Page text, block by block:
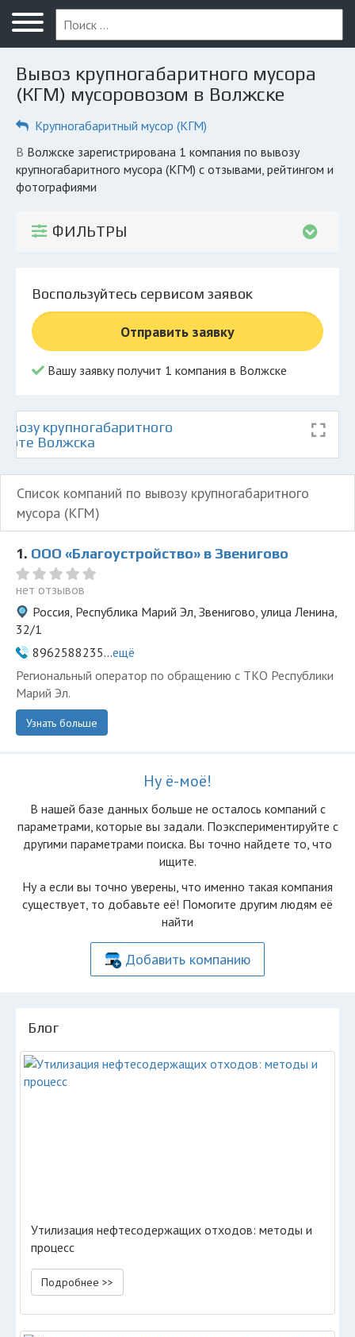
Меню
Главная
Вопрос юристу
Компании
КОМПАНИЯМ
© 2026 Все права защищены
Вывоз крупногабаритного мусора
(КГМ) мусоровозом в Волжске
Крупногабаритный мусор (КГМ)
в Волжске зарегистрирована 1 компания по вывозу
крупногабаритного мусора (КГМ) с отзывами, рейтингом и
фотографиями
ФИЛЬТРЫ
Воспользуйтесь сервисом заявок
Отправить заявку
Вашу заявку получит 1 компания в Волжске
крупногабаритного
Волжска
Список компаний по вывозу крупногабаритного
мусора (КГМ)
1. ООО «Благоустройство» в Звенигово
нет отзывов
Россия, Республика Марий Эл, Звенигово, улица Ленина,
32/1
8962588235...ещё
Региональный оператор по обращению с ТКО Республики
Марий Эл.
Узнать больше
Ну ё-моё!
В нашей базе данных больше не осталоcь компаний с
параметрами, которые вы задали. Поэкспериментируйте с
другими параметрами поиска. Вы точно найдете то, что
ищите.
Ну а если вы точно уверены, что именно такая компания
существует, то добавьте её! Помогите другим людям её
найти
Добавить компанию
Блог
Утилизация нефтесодержащих отходов: методы и
процесс
Подробнее >>